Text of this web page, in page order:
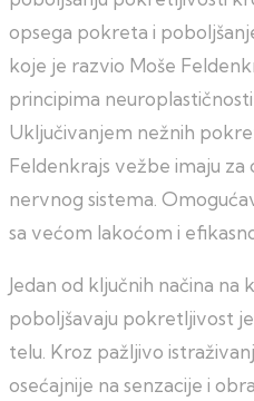
opsega pokreta i
koje je razvio Moše
principima
Uključivanjem nežnih
Feldenkrajs vežbe imaju
nervnog sistema.
sa većom lakoćom i
Jedan od ključnih načina na
poboljšavaju pokretljivost
telu. Kroz pažljivo
osećajnije na senzacije i